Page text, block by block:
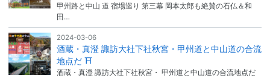
甲州路と中山 道 宿場巡り 第三幕 岡本太郎も絶賛の石仏＆和
田…
2024-03-06
酒蔵・真澄 諏訪大社下社秋宮・甲州道と中山道の合流
地点だ ⛩
酒蔵・真澄 諏訪大社下社秋宮・ 甲州道と中山道の合流地点だ